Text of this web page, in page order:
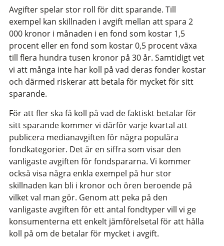
Avgifter spelar stor roll för ditt sparande. Till
exempel kan skillnaden i avgift mellan att spara 2
000 kronor i månaden i en fond som kostar 1,5
procent eller en fond som kostar 0,5 procent växa
till flera hundra tusen kronor på 30 år. Samtidigt vet
vi att många inte har koll på vad deras fonder kostar
och därmed riskerar att betala för mycket för sitt
sparande.
För att fler ska få koll på vad de faktiskt betalar för
sitt sparande kommer vi därför varje kvartal att
publicera medianavgiften för några populära
fondkategorier. Det är en siffra som visar den
vanligaste avgiften för fondspararna. Vi kommer
också visa några enkla exempel på hur stor
skillnaden kan bli i kronor och ören beroende på
vilket val man gör. Genom att peka på den
vanligaste avgiften för ett antal fondtyper vill vi ge
konsumenterna ett enkelt jämförelsetal för att hålla
koll på om de betalar för mycket i avgift.